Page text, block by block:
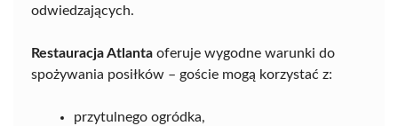
odwiedzających.
Restauracja Atlanta oferuje wygodne warunki do
spożywania posiłków – goście mogą korzystać z:
przytulnego ogródka,